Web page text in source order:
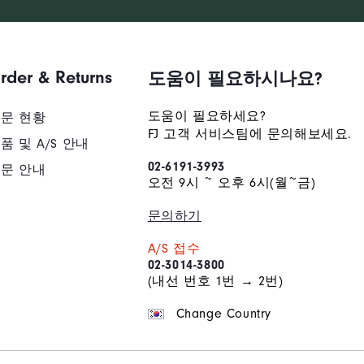
& Returns
현황
및 A/S 안내
안내
도움이 필요하시나요?
도움이 필요하세요?
FJ 고객 서비스팀에 문의해보세요.
02-6191-3993
오전 9시 ~ 오후 6시(월~금)
문의하기
A/S 접수
02-3014-3800
(내선 번호 1번 → 2번)
Change Country